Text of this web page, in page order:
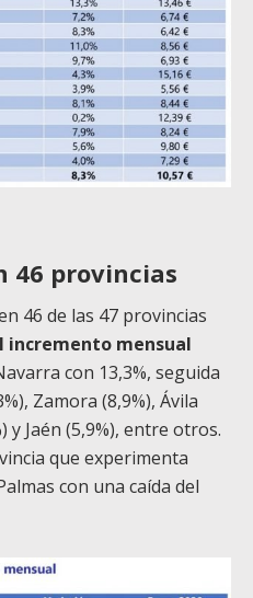
46 provincias
46 de las 47 provincias
incremento mensual
con 13,3%, seguida
Zamora (8,9%), Ávila
y Jaén (5,9%), entre otros.
que experimenta
con una caída del